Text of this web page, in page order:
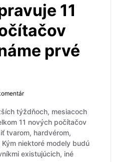
11
prvé
týždňoch, mesiacoch
11 nových počítačov
tvarom, hardvérom,
niektoré modely budú
existujúcich, iné